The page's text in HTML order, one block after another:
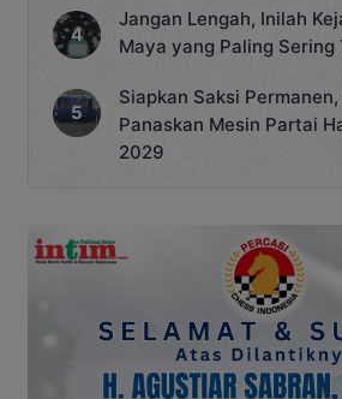
Jangan Lengah, Inilah
Maya yang Paling Sering
Siapkan Saksi
Panaskan Mesin Partai
2029